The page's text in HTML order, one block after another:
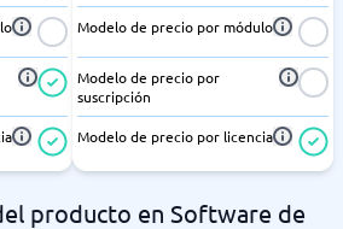
Modelo de precio por módulo
Modelo de precio por
suscripción
Modelo de precio por licencia
producto en Software de